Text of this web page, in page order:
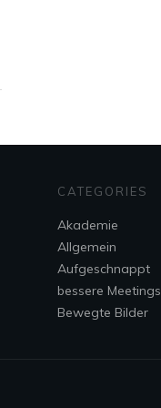
CATEGORIES
Akademie
Allgemein
Aufgeschnappt
bessere Meetings
Bewegte Bilder